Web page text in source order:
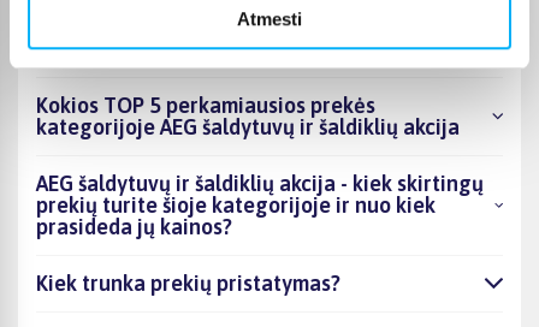
Atmesti
DUK
Kokios TOP 5 perkamiausios prekės
kategorijoje AEG šaldytuvų ir šaldiklių akcija
AEG šaldytuvų ir šaldiklių akcija - kiek skirtingų
prekių turite šioje kategorijoje ir nuo kiek
prasideda jų kainos?
Kiek trunka prekių pristatymas?